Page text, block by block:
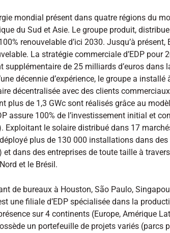
mondial présent dans quatre régions du
du Sud et Asie. Le groupe produit,
renouvelable d’ici 2030. Jusqu’à présent,
La stratégie commerciale d’EDP pour
supplémentaire de 25 milliards d’euros dans
décennie d’expérience, le groupe a installé
décentralisée avec des clients
plus de 1,3 GWc sont réalisés grâce au
assure 100% de l’investissement initial et
Exploitant le solaire distribué dans 17
plus de 130 000 installations dans
dans des entreprises de toute taille à travers
et le Brésil.
de bureaux à Houston, São Paulo,
une filiale d’EDP spécialisée dans la
sur 4 continents (Europe, Amérique
un portefeuille de projets variés (parcs